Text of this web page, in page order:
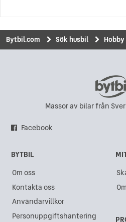
Hobby i Kungsängen
Hobby i Upplands Väsby
Hobby i Visby
Hobby i Boden
Hobby i Sollentuna
Hobby i Borås
Bytbil.com Sök husbil Hobby
Massor av bilar från
Facebook
BYTBIL
Om oss
Kontakta oss
Användarvillkor
Personuppgiftshantering